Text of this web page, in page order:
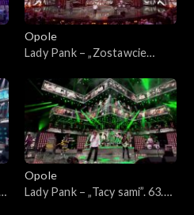
Opole
Lady Pank – „Zostawcie
45-lecia zespołu Lady Pank
Opole
Lady Pank – „Tacy sami”. 63.